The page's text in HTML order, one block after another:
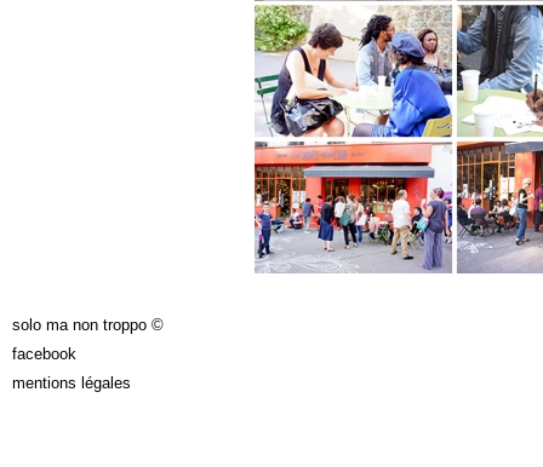
solo ma non troppo ©
facebook
mentions légales